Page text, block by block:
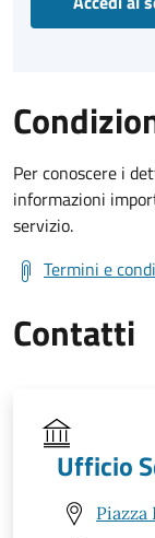
Per conoscere i
informazioni
servizio.
Termini e
Contatti
Ufficio
Piazza